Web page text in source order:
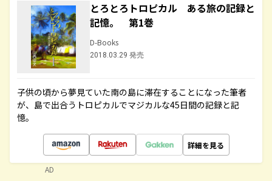
とろとろトロピカル ある旅の記録と
記憶。 第1巻
D-Books
2018.03.29 発売
子供の頃から夢見ていた南の島に滞在することになった筆者
が、島で出合うトロピカルでマジカルな45日間の記録と記
憶。
詳細を見る
AD